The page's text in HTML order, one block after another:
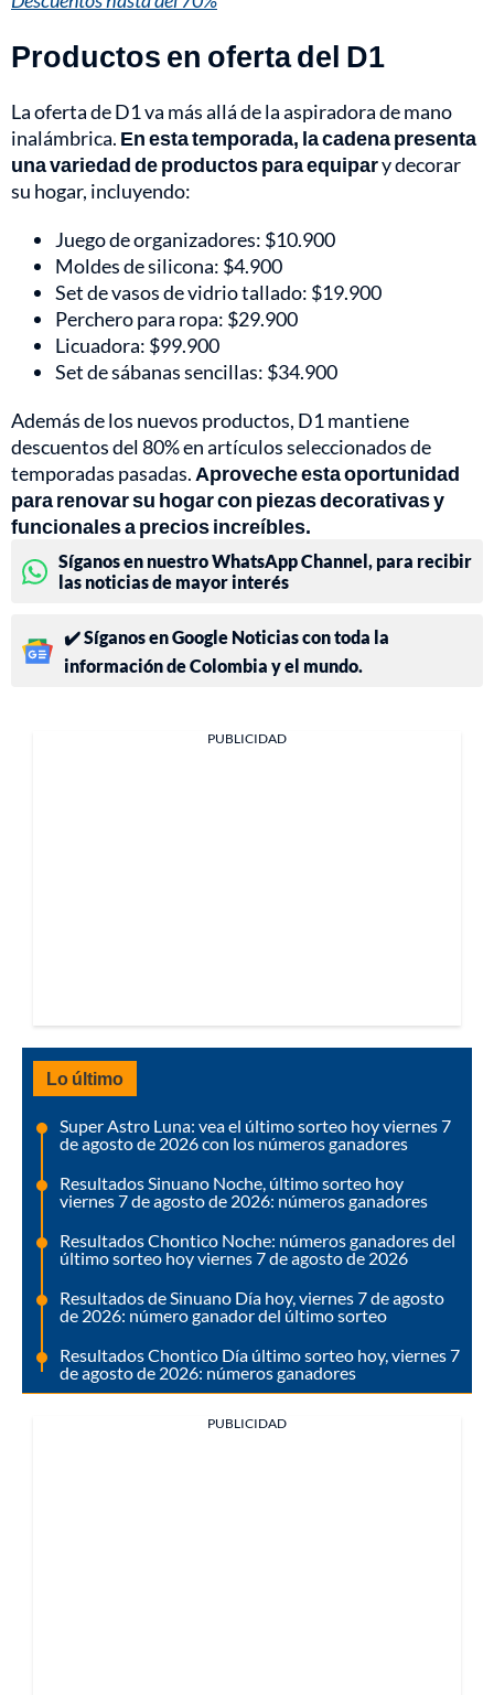
Productos en oferta del D1
La oferta de D1 va más allá de la aspiradora de mano
inalámbrica. En esta temporada, la cadena presenta
una variedad de productos para equipary decorar
su hogar, incluyendo:
Juego de organizadores: $10.900
Moldes de silicona: $4.900
Set de vasos de vidrio tallado: $19.900
Perchero para ropa: $29.900
Licuadora: $99.900
Set de sábanas sencillas: $34.900
Además de los nuevos productos, D1 mantiene
descuentos del 80% en artículos seleccionados de
temporadas pasadas. Aproveche esta oportunidad
para renovar su hogar con piezas decorativas y
funcionales a precios increíbles.
Síganos en nuestro WhatsApp Channel, para recibir
las noticias de mayor interés
✔️ Síganos en Google Noticias con toda la
información de Colombia y el mundo.
PUBLICIDAD
Lo último
Super Astro Luna: vea el último sorteo hoy viernes 7
de agosto de 2026 con los números ganadores
Resultados Sinuano Noche, último sorteo hoy
viernes 7 de agosto de 2026: números ganadores
Resultados Chontico Noche: números ganadores del
último sorteo hoy viernes 7 de agosto de 2026
Resultados de Sinuano Día hoy, viernes 7 de agosto
de 2026: número ganador del último sorteo
Resultados Chontico Día último sorteo hoy, viernes 7
de agosto de 2026: números ganadores
PUBLICIDAD